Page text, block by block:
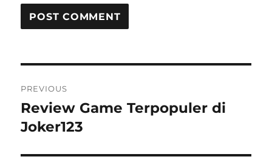
navigation
PREVIOUS
Previous
post:
Review Game Terpopuler di
Joker123